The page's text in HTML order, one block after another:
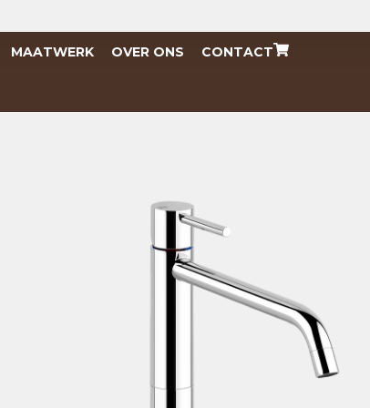
MAATWERK OVER ONS CONTACT